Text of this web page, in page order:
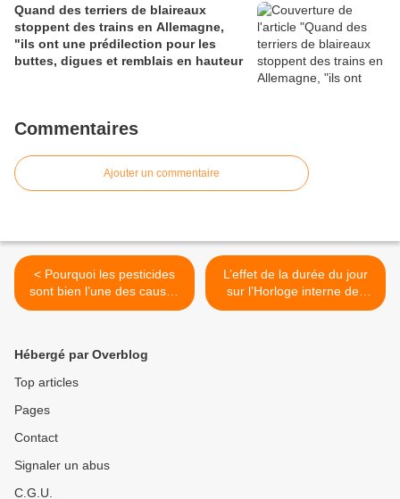
Quand des terriers de blaireaux
stoppent des trains en Allemagne,
"ils ont une prédilection pour les
buttes, digues et remblais en hauteur
Commentaires
Ajouter un commentaire
< Pourquoi les pesticides
sont bien l’une des causes
du déclin des oiseaux
L’effet de la durée du jour
sur l’Horloge interne des
plantes (épisode2) >
Hébergé par Overblog
Top articles
Pages
Contact
Signaler un abus
C.G.U.